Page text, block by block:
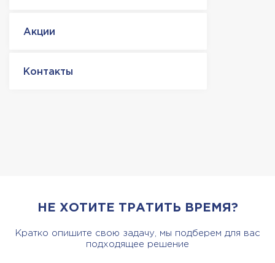
Акции
Контакты
НЕ ХОТИТЕ ТРАТИТЬ ВРЕМЯ?
Кратко опишите свою задачу, мы подберем для вас
подходящее решение